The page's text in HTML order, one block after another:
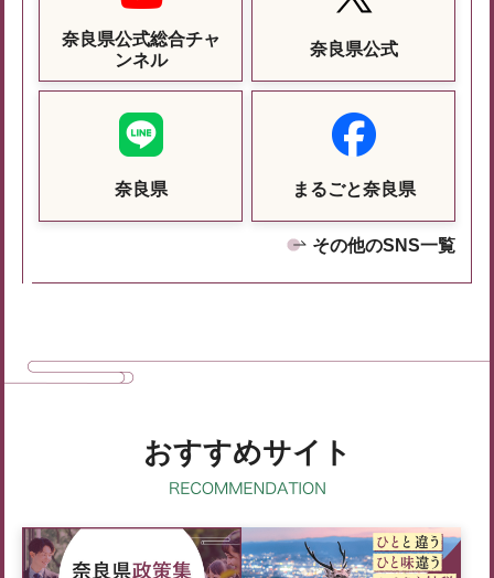
奈良県公式総合チャ
ンネル
奈良県公式
奈良県 まるごと奈良県
その他のSNS一覧
おすすめサイト